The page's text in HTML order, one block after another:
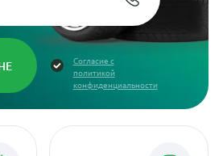
Согласие с
политикой
конфиденциальности